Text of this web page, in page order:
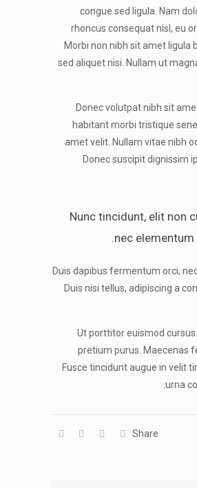
congue sed ligula. Nam
rhoncus consequat nisl, eu
Morbi non nibh sit amet ligula
sed aliquet nisi. Nullam ut
Donec volutpat nibh sit
habitant morbi tristique
amet velit. Nullam vitae nibh
Donec suscipit dignissim
Nunc tincidunt, elit non
nec
Duis dapibus fermentum orci,
Duis nisi tellus, adipiscing a
Ut porttitor euismod
pretium purus. Maecenas
Fusce tincidunt augue in velit
urna
Share